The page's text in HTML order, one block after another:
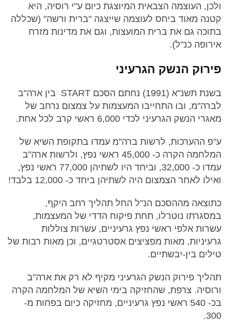
ולכן, העוצמה הצבאית המיוצגת כיום ע"י רוסיה, היא
קטנה מאוד ביחס לעוצמה שייצגה "ברית ורשה" (שכללה
בתוכה גם את ברית המועצות, וגם את מדינות מזרח
אירופה כנ"ל).
פירוק הנשק הגרעיני
בשנת תשנ"א (1991) נחתם הסכם START בין ארה"ב
לברה"מ, ובו התחייבו המעצמות על צמצום נרחב של
מאגרי הנשק הגרעיני לכדי 6,000 ראשי קרב לכל אחת.
ע"פ ההערכות, לרשות ברה"מ עמדו בתקופת השיא של
המלחמה הקרה כ- 45,000 ראשי נפץ, ולרשות ארה"ב
עמדו כ- 32,000, וביחד היו לשתיהן 77,000 ראשי נפץ,
ואילו לאחר הצמצום היה לשתיהן ביחד כ- 12,000 בלבד!
כתוצאה מההסכם הנ"ל החל תהליך רחב היקף,
במסגרתו נוטרלו, תחת פיקוח הדדי של המעצמות,
עשרות אלפי ראשי נפץ גרעיניים, עשרות צוללות
גרעיניות, מאות מפציצים אסטרטגיים, וכן מאות רבות של
טילים בין-יבשתיים.
תהליך פירוק הנשק הגרעיני מקיף לא רק את ארה"ב
ורוסיה. צרפת, שהחזיקה בימי השיא של המלחמה הקרה
בכ- 540 ראשי נפץ גרעיניים, מחזיקה כיום בפחות מ-
300.